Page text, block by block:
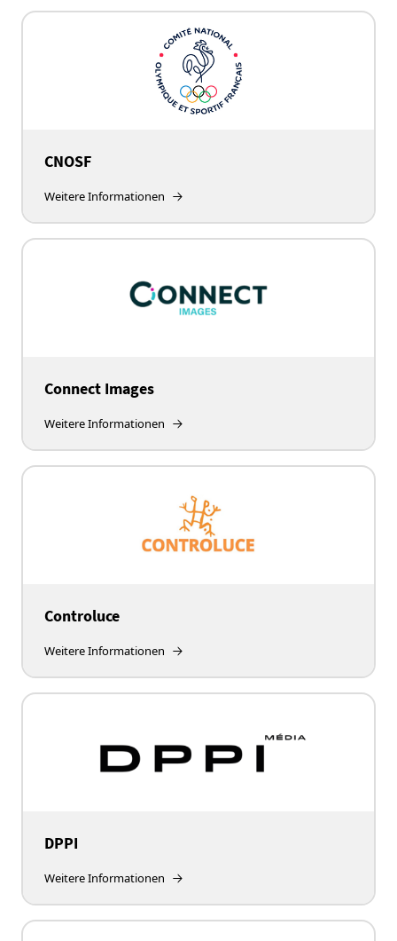
CNOSF
Weitere Informationen
Connect Images
Weitere Informationen
Controluce
Weitere Informationen
DPPI
Weitere Informationen